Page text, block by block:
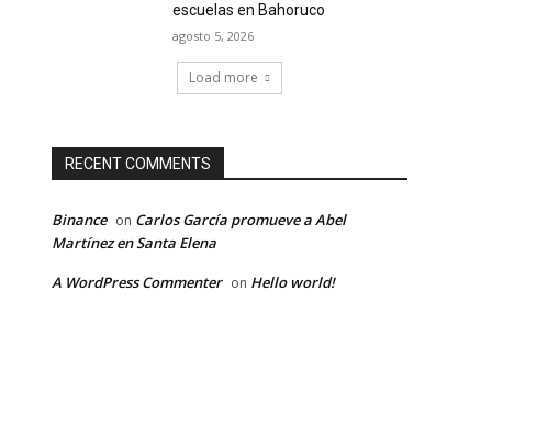
escuelas en Bahoruco
agosto 5, 2026
Load more
RECENT COMMENTS
Binance on Carlos García promueve a Abel
Martínez en Santa Elena
A WordPress Commenter on Hello world!